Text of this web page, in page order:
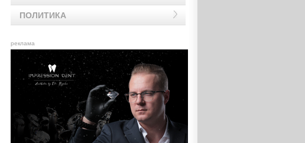
ПОЛИТИКА
реклама